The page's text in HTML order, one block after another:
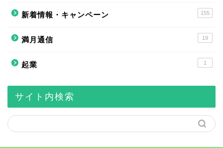
新着情報・キャンペーン 155
満月通信 19
起業 1
サイト内検索